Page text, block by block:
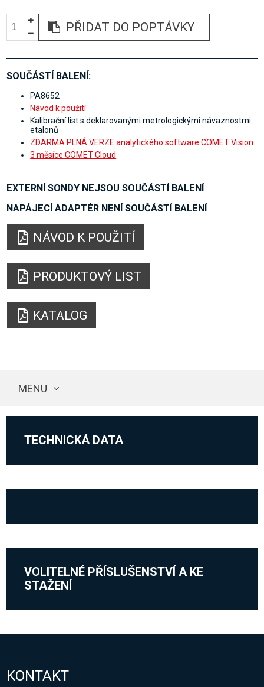
PŘIDAT DO POPTÁVKY
SOUČÁSTÍ BALENÍ:
PA8652
Návod k použití
Kalibrační list s deklarovanými metrologickými návaznostmi
etalonů
ZDARMA PLNÁ VERZE analytického software COMET Vision
3 měsíce COMET Cloud
EXTERNÍ SONDY NEJSOU SOUČÁSTÍ BALENÍ
NAPÁJECÍ ADAPTÉR NENÍ SOUČÁSTÍ BALENÍ
NÁVOD K POUŽITÍ
PRODUKTOVÝ LIST
KATALOG
MENU
TECHNICKÁ DATA
VOLITELNÉ PŘÍSLUŠENSTVÍ A KE
STAŽENÍ
KONTAKT